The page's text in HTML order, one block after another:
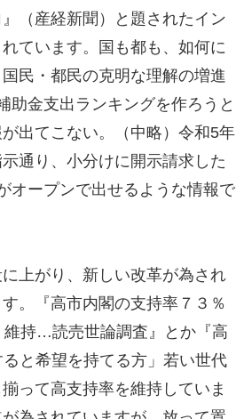
（産経新聞）と題されたイン
ています。国も都も、如何に
民・都民の克明な理解の増進
金支出ランキングを作ろうと
出てこない。（中略）令和5年
通り、小分けに開示請求した
オープンで出せるような情報で
上がり、新しい改革が為され
。『高市内閣の支持率７３％
維持…読売世論調査』とか『高
と希望を持てる方」若い世代
って高支持率を維持していま